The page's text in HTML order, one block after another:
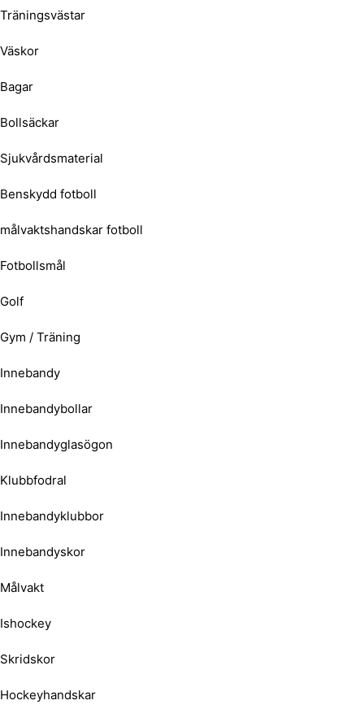
Träningsvästar
Väskor
Bagar
Bollsäckar
Sjukvårdsmaterial
Benskydd fotboll
målvaktshandskar fotboll
Fotbollsmål
Golf
Gym / Träning
Innebandy
Innebandybollar
Innebandyglasögon
Klubbfodral
Innebandyklubbor
Innebandyskor
Målvakt
Ishockey
Skridskor
Hockeyhandskar